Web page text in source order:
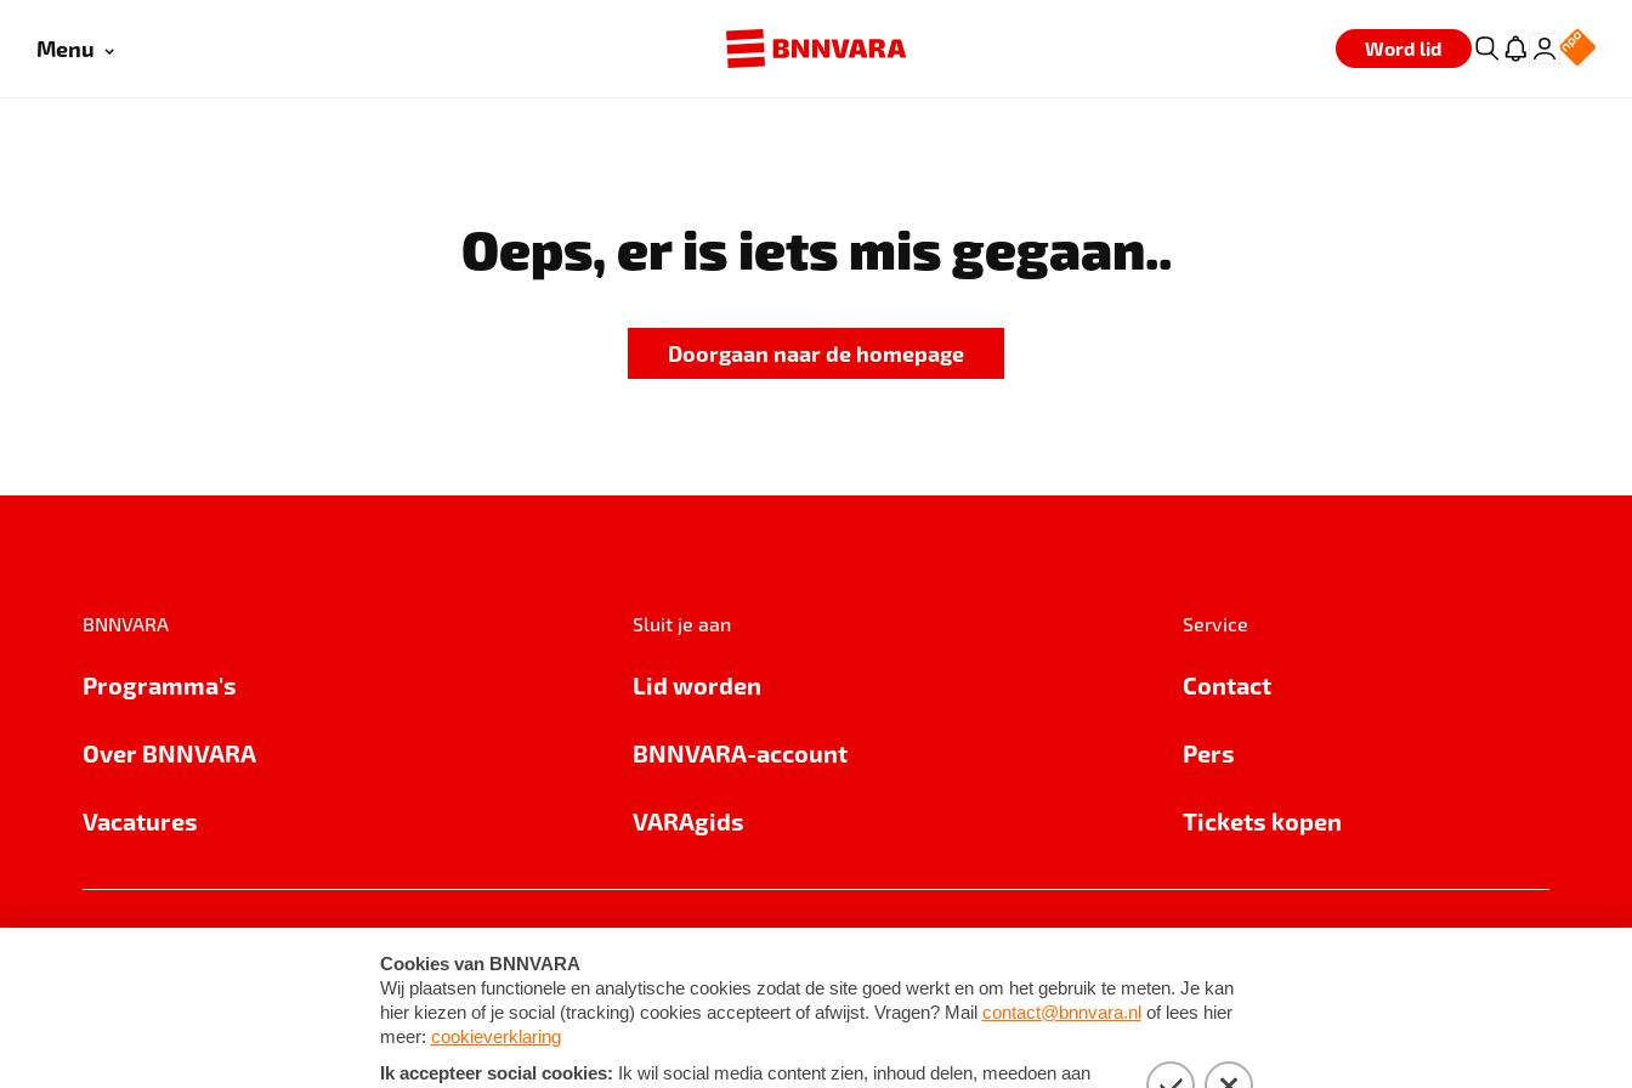
Menu Word lid
Oeps, er is iets mis gegaan..
Doorgaan naar de homepage
BNNVARA
Programma's
Over BNNVARA
Vacatures
Sluit je aan
Lid worden
BNNVARA-account
VARAgids
Service
Contact
Pers
Tickets kopen
Cookie-instellingen Algemene voorwaarden ©2026BNNVARA